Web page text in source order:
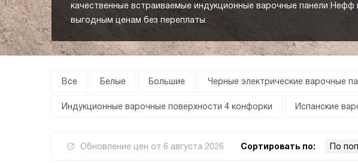
качественные встраиваемые индукционные варочные панели Нефф
выгодным ценам без переплаты.
Все Белые Большие Черные электрические варочные
Индукционные варочные поверхности 4 конфорки Испанские
Обновление цен от 6 августа 2026 Сортировать по: По